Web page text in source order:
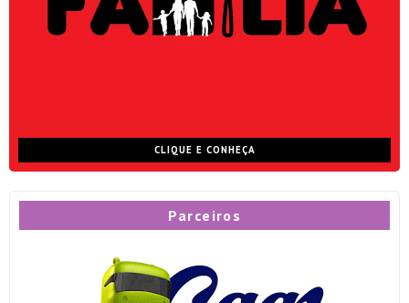
CLIQUE E CONHEÇA
Parceiros